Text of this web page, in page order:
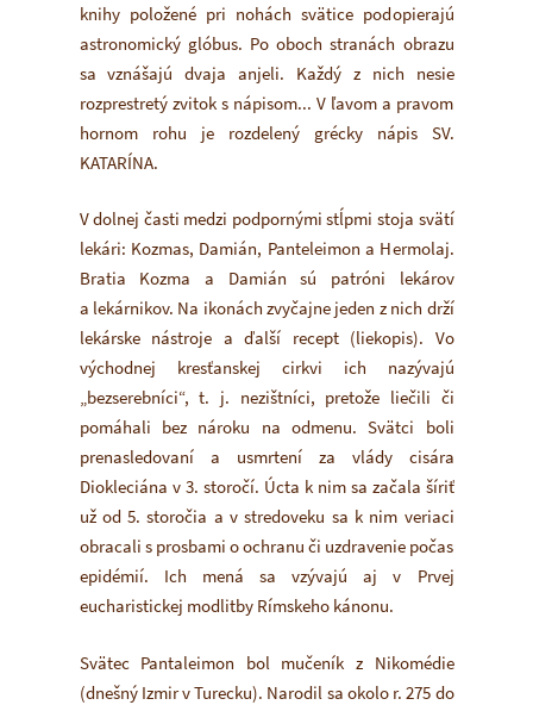
knihy položené pri nohách svätice podopierajú
astronomický glóbus. Po oboch stranách obrazu
sa vznášajú dvaja anjeli. Každý z nich nesie
rozprestretý zvitok s nápisom... V ľavom a pravom
hornom rohu je rozdelený grécky nápis SV.
KATARÍNA.
V dolnej časti medzi podpornými stĺpmi stoja svätí
lekári: Kozmas, Damián, Panteleimon a Hermolaj.
Bratia Kozma a Damián sú patróni lekárov
a lekárnikov. Na ikonách zvyčajne jeden z nich drží
lekárske nástroje a ďalší recept (liekopis). Vo
východnej kresťanskej cirkvi ich nazývajú
„bezserebníci“, t. j. nezištníci, pretože liečili či
pomáhali bez nároku na odmenu. Svätci boli
prenasledovaní a usmrtení za vlády cisára
Diokleciána v 3. storočí. Úcta k nim sa začala šíriť
už od 5. storočia a v stredoveku sa k nim veriaci
obracali s prosbami o ochranu či uzdravenie počas
epidémií. Ich mená sa vzývajú aj v Prvej
eucharistickej modlitby Rímskeho kánonu.
Svätec Pantaleimon bol mučeník z Nikomédie
(dnešný Izmir v Turecku). Narodil sa okolo r. 275 do